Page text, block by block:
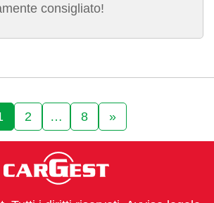
consigliato!
2 … 8 »